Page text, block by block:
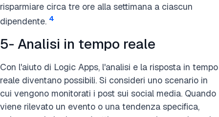
risparmiare circa tre ore alla settimana a ciascun
dipendente. 4
5- Analisi in tempo reale
Con l'aiuto di Logic Apps, l'analisi e la risposta in tempo
reale diventano possibili. Si consideri uno scenario in
cui vengono monitorati i post sui social media. Quando
viene rilevato un evento o una tendenza specifica,